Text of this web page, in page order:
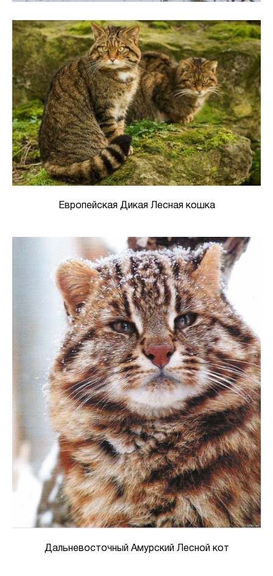
Европейская Дикая Лесная кошка
Дальневосточный Амурский Лесной кот